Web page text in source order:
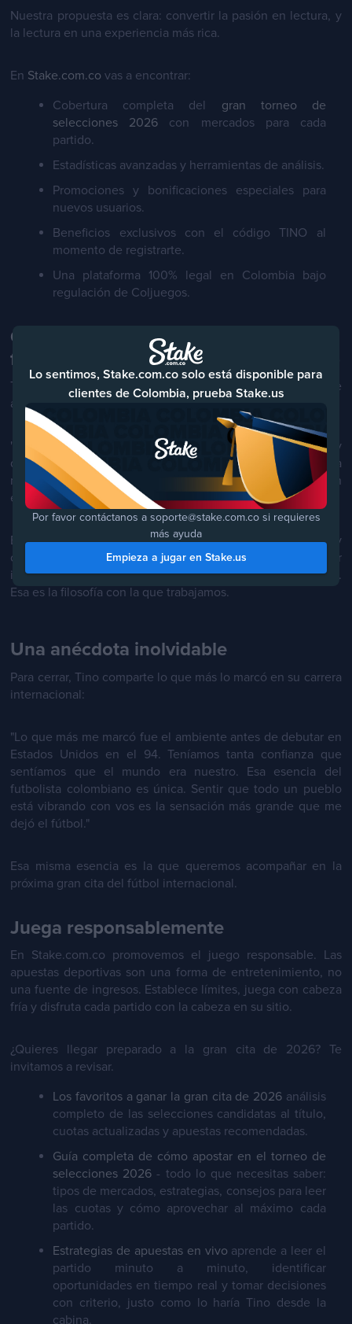
Nuestra propuesta es clara: convertir la pasión en lectura, y
la lectura en una experiencia más rica.
En Stake.com.co vas a encontrar:
Cobertura completa del gran torneo de
selecciones 2026 con mercados para cada
partido.
Estadísticas avanzadas y herramientas de análisis.
Promociones y bonificaciones especiales para
nuevos usuarios.
Beneficios exclusivos con el código TINO al
momento de registrarte.
Una plataforma 100% legal en Colombia bajo
regulación de Coljuegos.
Consejo del Tino para los jóvenes
futbolistas (y para todo el que apuesta)
Tino aprovecha la entrevista para mandar un mensaje que
aplica dentro y fuera de la cancha:
"La carrera es corta y el dinero se va rápido si no hay
disciplina. Hay que buscar asesoría profesional, cuidar la
marca personal como el activo más valioso y aliarse con
empresas serias y globales."
El paralelo con el juego es directo: disciplina, criterio y
control.
Apostar en fútbolcon conocimiento, no por
impulso. Vivir la adrenalina del partido sin perder la cabeza.
Esa es la filosofía con la que trabajamos.
Una anécdota inolvidable
Para cerrar, Tino comparte lo que más lo marcó en su carrera
internacional:
"Lo que más me marcó fue el ambiente antes de debutar en
Estados Unidos en el 94. Teníamos tanta confianza que
sentíamos que el mundo era nuestro. Esa esencia del
futbolista colombiano es única. Sentir que todo un pueblo
está vibrando con vos es la sensación más grande que me
dejó el fútbol."
Esa misma esencia es la que queremos acompañar en la
próxima gran cita del fútbol internacional.
Juega responsablemente
En Stake.com.co promovemos el juego responsable. Las
apuestas deportivas son una forma de entretenimiento, no
una fuente de ingresos. Establece límites, juega con cabeza
fría y disfruta cada partido con la cabeza en su sitio.
¿Quieres llegar preparado a la gran cita de 2026? Te
invitamos a revisar.
Los favoritos a ganar la gran cita de 2026análisis
completo de las selecciones candidatas al título,
cuotas actualizadas y apuestas recomendadas.
Guía completa de cómo apostar en el torneo de
selecciones 2026- todo lo que necesitas saber:
tipos de mercados, estrategias, consejos para leer
las cuotas y cómo aprovechar al máximo cada
partido.
Estrategias de apuestas en vivo aprende a leer el
partido minuto a minuto, identificar
oportunidades en tiempo real y tomar decisiones
con criterio, justo como lo haría Tino desde la
cabina.
Lo sentimos, Stake.com.co solo está disponible para
clientes de Colombia, prueba Stake.us
Por favor contáctanos a soporte@stake.com.co si requieres
más ayuda
Empieza a jugar en Stake.us